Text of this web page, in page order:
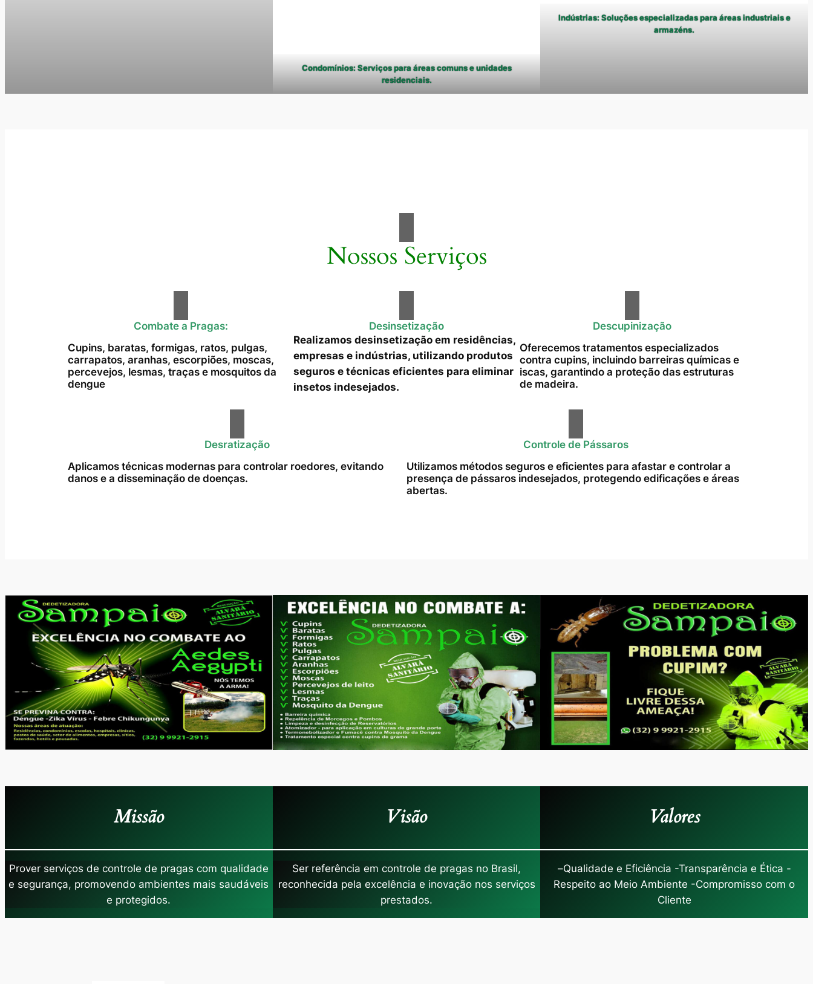
Condomínios: Serviços para áreas comuns e unidades
residenciais.
Indústrias: Soluções especializadas para áreas industriais e
armazéns.
Nossos Serviços
Combate a Pragas:
Cupins, baratas, formigas, ratos, pulgas,
carrapatos, aranhas, escorpiões, moscas,
percevejos, lesmas, traças e mosquitos da
dengue
Desinsetização
Realizamos desinsetização em residências,
empresas e indústrias, utilizando produtos
seguros e técnicas eficientes para eliminar
insetos indesejados.
Descupinização
Oferecemos tratamentos especializados
contra cupins, incluindo barreiras químicas e
iscas, garantindo a proteção das estruturas
de madeira.
Desratização
Aplicamos técnicas modernas para controlar roedores, evitando
danos e a disseminação de doenças.
Controle de Pássaros
Utilizamos métodos seguros e eficientes para afastar e controlar a
presença de pássaros indesejados, protegendo edificações e áreas
abertas.
Missão
Prover serviços de controle de pragas com qualidade
e segurança, promovendo ambientes mais saudáveis
e protegidos.
Visão
Ser referência em controle de pragas no Brasil,
reconhecida pela excelência e inovação nos serviços
prestados.
Valores
–Qualidade e Eficiência -Transparência e Ética -
Respeito ao Meio Ambiente -Compromisso com o
Cliente